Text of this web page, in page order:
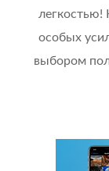
легкостью!
особых
выбором